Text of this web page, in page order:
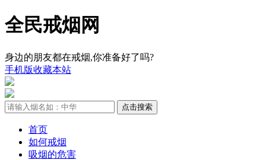
全民戒烟网
身边的朋友都在戒烟,你准备好了吗?
手机版收藏本站
首页
如何戒烟
吸烟的危害